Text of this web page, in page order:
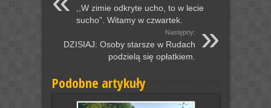
,,W zimie odkryte ucho, to w lecie
sucho”. Witamy w czwartek.
Następny:
DZISIAJ: Osoby starsze w Rudach
podzielą się opłatkiem.
Podobne artykuły